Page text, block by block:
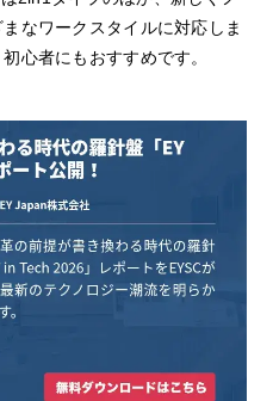
なワークスタイルに対応しま
心者にもおすすめです。